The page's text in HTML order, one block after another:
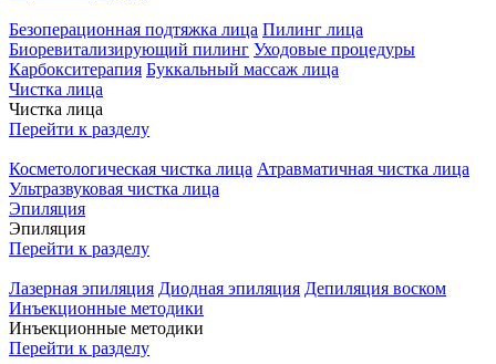
Безоперационная подтяжка лица Пилинг лица
Биоревитализирующий пилинг Уходовые процедуры
Карбокситерапия Буккальный массаж лица
Чистка лица
Чистка лица
Перейти к разделу
Косметологическая чистка лица Атравматичная чистка лица
Ультразвуковая чистка лица
Эпиляция
Эпиляция
Перейти к разделу
Лазерная эпиляция Диодная эпиляция Депиляция воском
Инъекционные методики
Инъекционные методики
Перейти к разделу